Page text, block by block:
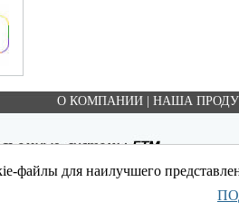
О КОМПАНИИ НАША
"ЕТМ" , 2003-2026
файлы для наилучшего